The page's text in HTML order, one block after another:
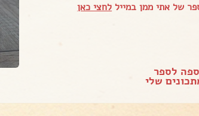
של אתי ממן במייל לחצי כאן
לספר
שלי